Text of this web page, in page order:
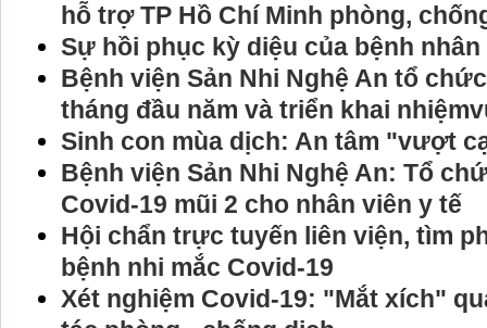
hỗ trợ TP Hồ Chí Minh phòng,
Sự hồi phục kỳ diệu của bệnh
Bệnh viện Sản Nhi Nghệ An tổ
tháng đầu năm và triển khai
Sinh con mùa dịch: An tâm "vượt
Bệnh viện Sản Nhi Nghệ An: Tổ
Covid-19 mũi 2 cho nhân viên y tế
Hội chẩn trực tuyến liên viện, tìm
bệnh nhi mắc Covid-19
Xét nghiệm Covid-19: "Mắt xích"